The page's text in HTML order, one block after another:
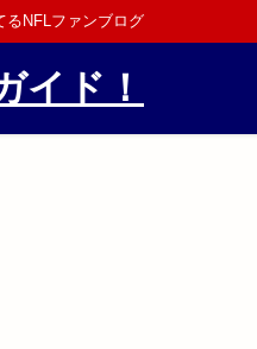
るNFLファンブログ
イド！